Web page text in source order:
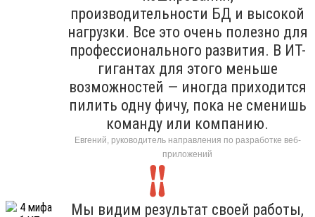
производительности БД и высокой
нагрузки. Все это очень полезно для
профессионального развития. В ИТ-
гигантах для этого меньше
возможностей — иногда приходится
пилить одну фичу, пока не сменишь
команду или компанию.
Евгений, руководитель направления по разработке веб-
приложений
Мы видим результат своей работы,